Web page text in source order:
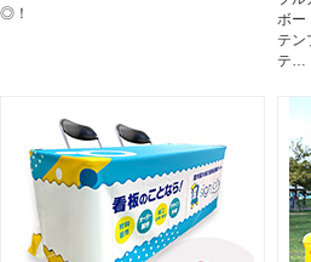
◎！
ボー
テン
テ…